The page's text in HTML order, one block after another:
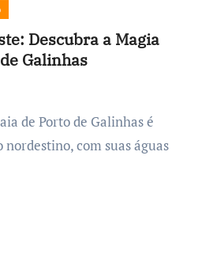
Descubra a Magia
Galinhas
com suas águas